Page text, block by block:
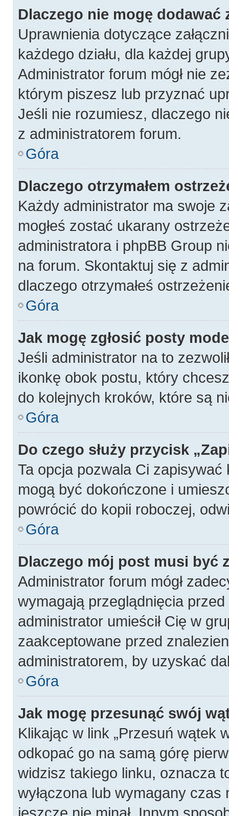
Dlaczego nie mogę dodawać
Uprawnienia dotyczące
każdego działu, dla każdej
Administrator forum mógł nie
którym piszesz lub przyznać
Jeśli nie rozumiesz, dlaczego
z administratorem forum.
Góra
Dlaczego otrzymałem
Każdy administrator ma swoje
mogłeś zostać ukarany
administratora i phpBB Group
na forum. Skontaktuj się z
dlaczego otrzymałeś
Góra
Jak mogę zgłosić posty
Jeśli administrator na to
ikonkę obok postu, który
do kolejnych kroków, które są
Góra
Do czego służy przycisk
Ta opcja pozwala Ci
mogą być dokończone i
powrócić do kopii roboczej,
Góra
Dlaczego mój post musi być
Administrator forum mógł
wymagają przeglądnięcia
administrator umieścił Cię w
zaakceptowane przed
administratorem, by uzyskać
Góra
Jak mogę przesunąć swój
Klikając w link „Przesuń wątek
odkopać go na samą górę
widzisz takiego linku, oznacza
wyłączona lub wymagany